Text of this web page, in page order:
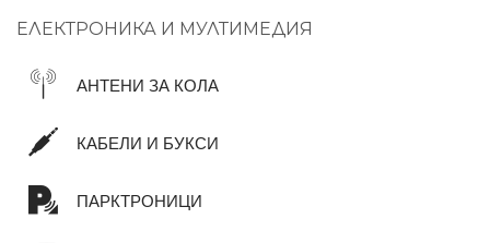
ЕЛЕКТРОНИКА И МУЛТИМЕДИЯ
АНТЕНИ ЗА КОЛА
КАБЕЛИ И БУКСИ
ПАРКТРОНИЦИ